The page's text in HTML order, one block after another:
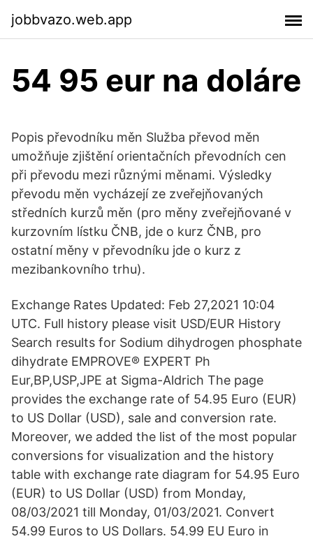
jobbvazo.web.app
54 95 eur na doláre
Popis převodníku měn Služba převod měn
umožňuje zjištění orientačních převodních cen
při převodu mezi různými měnami. Výsledky
převodu měn vycházejí ze zveřejňovaných
středních kurzů měn (pro měny zveřejňované v
kurzovním lístku ČNB, jde o kurz ČNB, pro
ostatní měny v převodníku jde o kurz z
mezibankovního trhu).
Exchange Rates Updated: Feb 27,2021 10:04
UTC. Full history please visit USD/EUR History
Search results for Sodium dihydrogen phosphate
dihydrate EMPROVE® EXPERT Ph
Eur,BP,USP,JPE at Sigma-Aldrich The page
provides the exchange rate of 54.95 Euro (EUR)
to US Dollar (USD), sale and conversion rate.
Moreover, we added the list of the most popular
conversions for visualization and the history
table with exchange rate diagram for 54.95 Euro
(EUR) to US Dollar (USD) from Monday,
08/03/2021 till Monday, 01/03/2021. Convert
54.99 Euros to US Dollars. 54.99 EU Euro in